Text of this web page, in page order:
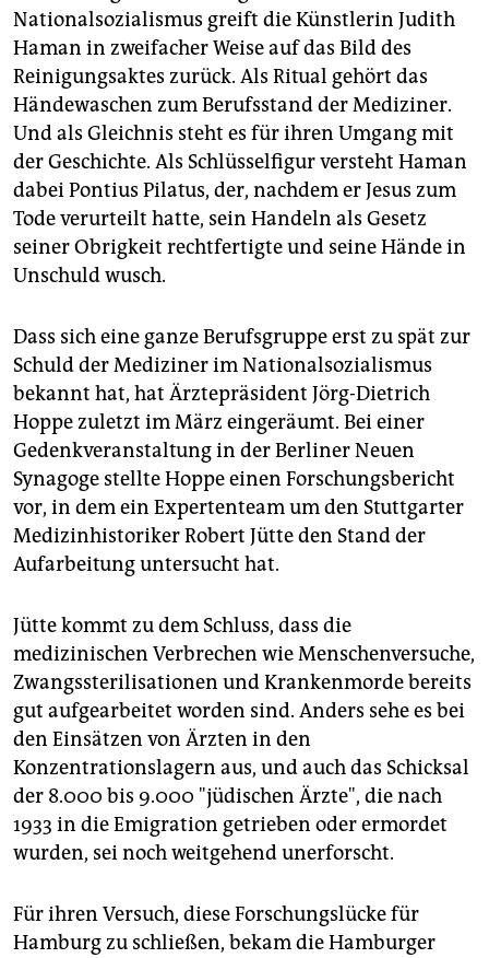
epaper login
Nationalsozialismus greift die Künstlerin Judith
Haman in zweifacher Weise auf das Bild des
Reinigungsaktes zurück. Als Ritual gehört das
Händewaschen zum Berufsstand der Mediziner.
Und als Gleichnis steht es für ihren Umgang mit
der Geschichte. Als Schlüsselfigur versteht Haman
dabei Pontius Pilatus, der, nachdem er Jesus zum
Tode verurteilt hatte, sein Handeln als Gesetz
seiner Obrigkeit rechtfertigte und seine Hände in
Unschuld wusch.
Dass sich eine ganze Berufsgruppe erst zu spät zur
Schuld der Mediziner im Nationalsozialismus
bekannt hat, hat Ärztepräsident Jörg-Dietrich
Hoppe zuletzt im März eingeräumt. Bei einer
Gedenkveranstaltung in der Berliner Neuen
Synagoge stellte Hoppe einen Forschungsbericht
vor, in dem ein Expertenteam um den Stuttgarter
Medizinhistoriker Robert Jütte den Stand der
Aufarbeitung untersucht hat.
Jütte kommt zu dem Schluss, dass die
medizinischen Verbrechen wie Menschenversuche,
Zwangssterilisationen und Krankenmorde bereits
gut aufgearbeitet worden sind. Anders sehe es bei
den Einsätzen von Ärzten in den
Konzentrationslagern aus, und auch das Schicksal
der 8.000 bis 9.000 "jüdischen Ärzte", die nach
1933 in die Emigration getrieben oder ermordet
wurden, sei noch weitgehend unerforscht.
Für ihren Versuch, diese Forschungslücke für
Hamburg zu schließen, bekam die Hamburger